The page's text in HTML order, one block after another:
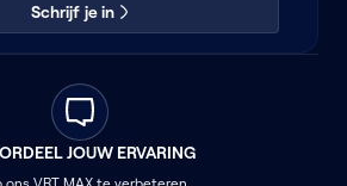
Schrijf je in
JOUW ERVARING
ons VRT MAX te verbeteren